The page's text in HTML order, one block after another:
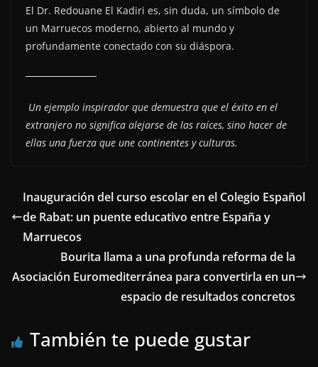
El Dr. Redouane El Kadiri es, sin duda, un símbolo de
un Marruecos moderno, abierto al mundo y
profundamente conectado con su diáspora.
Un ejemplo inspirador que demuestra que el éxito en el
extranjero no significa alejarse de las raíces, sino hacer de
ellas una fuerza que une continentes y culturas.
Inauguración del curso escolar en el Colegio Español
de Rabat: un puente educativo entre España y
Marruecos
Bourita llama a una profunda reforma de la
Asociación Euromediterránea para convertirla en un
espacio de resultados concretos
También te puede gustar